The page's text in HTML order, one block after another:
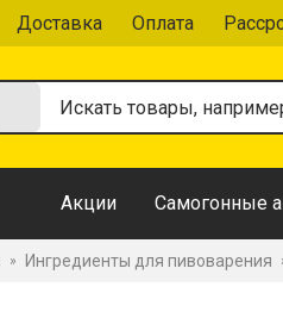
Доставка Оплата
Акции Самогонные
» Ингредиенты для пивоварения